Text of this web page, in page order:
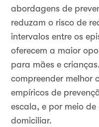
abordagens de
reduzam o risco de
intervalos entre os
oferecem a maior
para mães e
compreender melhor
empíricos de
escala, e por meio
domiciliar.